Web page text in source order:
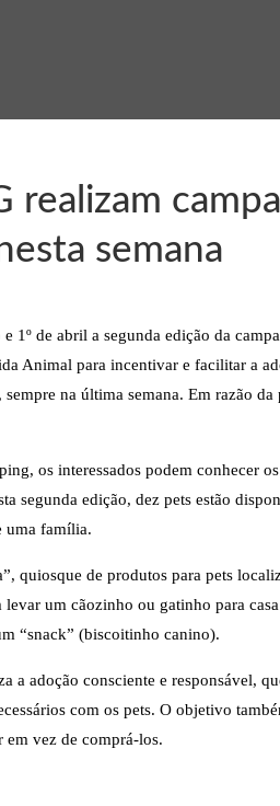
realizam
semana
1º de abril a segunda edição da
Animal para incentivar e facilitar a
sempre na última semana. Em razão
os interessados podem conhecer
segunda edição, dez pets estão
uma família.
quiosque de produtos para pets
um cãozinho ou gatinho para
“snack” (biscoitinho canino).
a adoção consciente e responsável,
com os pets. O objetivo
em vez de comprá-los.